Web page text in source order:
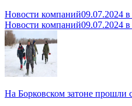
Новости компаний09.07.2024
Новости компаний09.07.2024
На Борковском затоне прошли